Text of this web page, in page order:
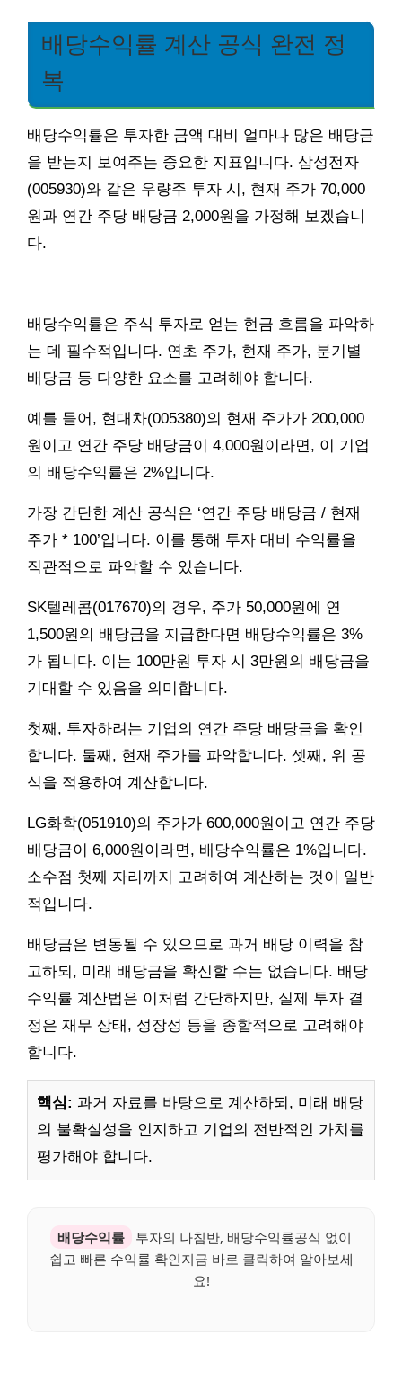
배당수익률 계산 공식 완전 정
복
배당수익률은 투자한 금액 대비 얼마나 많은 배당금
을 받는지 보여주는 중요한 지표입니다. 삼성전자
(005930)와 같은 우량주 투자 시, 현재 주가 70,000
원과 연간 주당 배당금 2,000원을 가정해 보겠습니
다.
배당수익률은 주식 투자로 얻는 현금 흐름을 파악하
는 데 필수적입니다. 연초 주가, 현재 주가, 분기별
배당금 등 다양한 요소를 고려해야 합니다.
예를 들어, 현대차(005380)의 현재 주가가 200,000
원이고 연간 주당 배당금이 4,000원이라면, 이 기업
의 배당수익률은 2%입니다.
가장 간단한 계산 공식은 ‘연간 주당 배당금 / 현재
주가 * 100’입니다. 이를 통해 투자 대비 수익률을
직관적으로 파악할 수 있습니다.
SK텔레콤(017670)의 경우, 주가 50,000원에 연
1,500원의 배당금을 지급한다면 배당수익률은 3%
가 됩니다. 이는 100만원 투자 시 3만원의 배당금을
기대할 수 있음을 의미합니다.
첫째, 투자하려는 기업의 연간 주당 배당금을 확인
합니다. 둘째, 현재 주가를 파악합니다. 셋째, 위 공
식을 적용하여 계산합니다.
LG화학(051910)의 주가가 600,000원이고 연간 주당
배당금이 6,000원이라면, 배당수익률은 1%입니다.
소수점 첫째 자리까지 고려하여 계산하는 것이 일반
적입니다.
배당금은 변동될 수 있으므로 과거 배당 이력을 참
고하되, 미래 배당금을 확신할 수는 없습니다. 배당
수익률 계산법은 이처럼 간단하지만, 실제 투자 결
정은 재무 상태, 성장성 등을 종합적으로 고려해야
합니다.
핵심: 과거 자료를 바탕으로 계산하되, 미래 배당
의 불확실성을 인지하고 기업의 전반적인 가치를
평가해야 합니다.
배당수익률
투자의 나침반, 배당수익률공식 없이
쉽고 빠른 수익률 확인지금 바로 클릭하여 알아보세
요!